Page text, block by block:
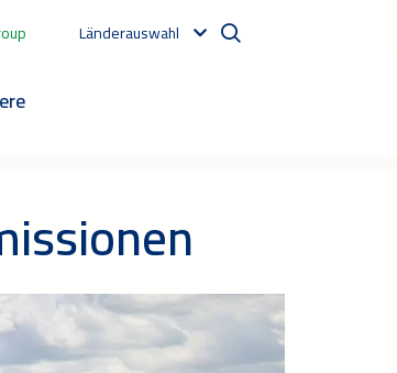
Länderauswahl